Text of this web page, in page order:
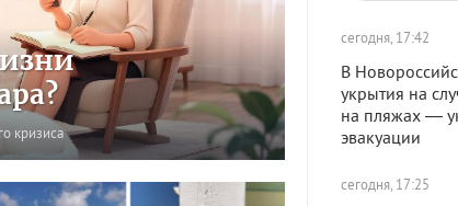
сегодня, 17:42
В
укрытия на
на пляжах —
эвакуации
сегодня, 17:25
кризиса